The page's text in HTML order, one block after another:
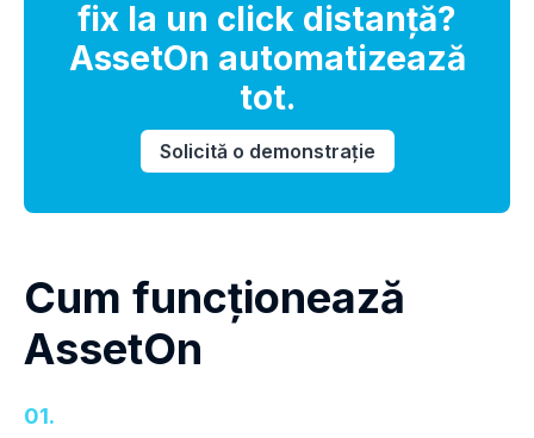
fix la un click distanță?
AssetOn automatizează
tot.
Solicită o demonstrație
Cum funcționează
AssetOn
01.